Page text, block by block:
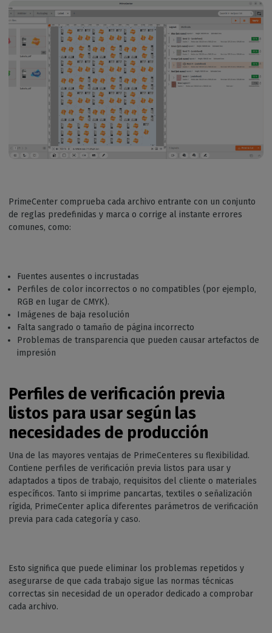
PrimeCenter comprueba cada archivo entrante con un conjunto
de reglas predefinidas y marca o corrige al instante errores
comunes, como:
Fuentes ausentes o incrustadas
Perfiles de color incorrectos o no compatibles (por ejemplo,
RGB en lugar de CMYK).
Imágenes de baja resolución
Falta sangrado o tamaño de página incorrecto
Problemas de transparencia que pueden causar artefactos de
impresión
Perfiles de verificación previa
listos para usar según las
necesidades de producción
Una de las mayores ventajas de PrimeCenteres su flexibilidad.
Contiene perfiles de verificación previa listos para usar y
adaptados a tipos de trabajo, requisitos del cliente o materiales
específicos. Tanto si imprime pancartas, textiles o señalización
rígida, PrimeCenter aplica diferentes parámetros de verificación
previa para cada categoría y caso.
Esto significa que puede eliminar los problemas repetidos y
asegurarse de que cada trabajo sigue las normas técnicas
correctas sin necesidad de un operador dedicado a comprobar
cada archivo.